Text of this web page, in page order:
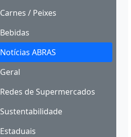
Carnes / Peixes
Bebidas
Notícias ABRAS
Geral
Redes de Supermercados
Sustentabilidade
Estaduais